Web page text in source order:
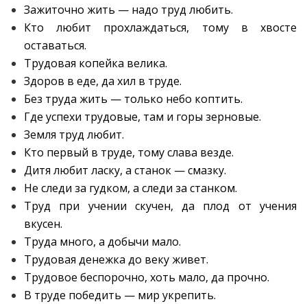
Зажиточно жить — надо труд любить.
Кто любит прохлаждаться, тому в хвосте
оставаться.
Трудовая копейка велика.
Здоров в еде, да хил в труде.
Без труда жить — только небо коптить.
Где успехи трудовые, там и горы зерновые.
Земля труд любит.
Кто первый в труде, тому слава везде.
Дитя любит ласку, а станок — смазку.
Не следи за гудком, а следи за станком.
Труд при учении скучен, да плод от учения
вкусен.
Труда много, а добычи мало.
Трудовая денежка до веку живет.
Трудовое беспорочно, хоть мало, да прочно.
В труде победить — мир укрепить.